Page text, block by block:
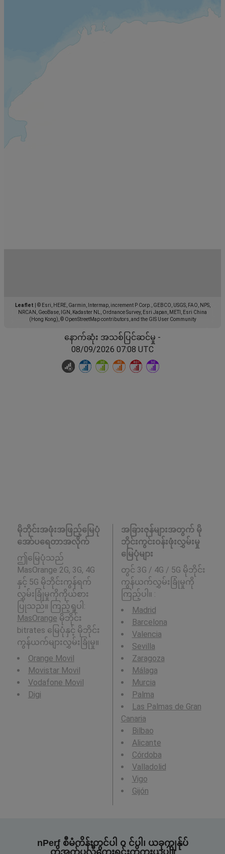
Leaflet
© Esri, HERE, Garmin, Intermap, increment P Corp., GEBCO, USGS, FAO, NPS,
NRCAN, GeoBase, IGN, Kadaster NL, Ordnance Survey, Esri Japan, METI, Esri China
(Hong Kong), © OpenStreetMap contributors, and the GIS User Community
နောက်ဆုံး အသစ်ပြင်ဆင်မှု -
08/09/2026 07:08 UTC
မိုဘိုင်းအဖုံးအဖြည့်မြေပုံ
အော်ပရေတာအလိုက်
ဤမြေပုံသည်
MasOrange 2G, 3G, 4G
နှင့် 5G မိုဘိုင်းကွန်ရက်
လွှမ်းခြုံမှုကိုကိုယ်စား
ပြုသည်။ ကြည့်ရှုပါ:
MasOrange မိုဘိုင်း
bitrates မြေပုံနှင့် မိုဘိုင်း
ကွန်ယက်များလွှမ်းခြုံမှု။
Orange Movil
Movistar Movil
Vodafone Movil
Digi
အခြားဇုန်များအတွက် မို
ဘိုင်းကွင်းဝန်းဖုံးလွှမ်းမှု
မြေပုံများ
တွင် 3G / 4G / 5G မိုဘိုင်း
ကွန်ယက်လွှမ်းခြုံမှုကို
ကြည့်ပါ။ :
Madrid
Barcelona
Valencia
Sevilla
Zaragoza
Málaga
Murcia
Palma
Las Palmas de Gran
Canaria
Bilbao
Alicante
Córdoba
Valladolid
Vigo
Gijón
nPerf စီမံကိန်းတွင်ပါ ၀ င်ပါ၊ ယခုကျွန်ုပ်
တို့အက်ပလီကေးရှင်းကိုကူးယူပါ။